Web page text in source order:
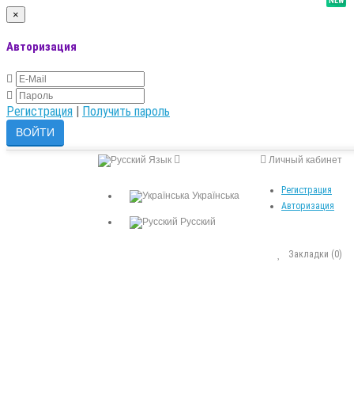
×
Авторизация
Регистрация | Получить пароль
Личный кабинет
Регистрация
Авторизация
Язык
Українська
Русский
Закладки (0)